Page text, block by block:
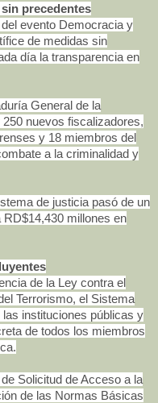
precedentes
evento Democracia y
de medidas sin
día la transparencia en
General de la
nuevos fiscalizadores,
y 18 miembros del
a la criminalidad y
de justicia pasó de un
millones en
de la Ley contra el
Terrorismo, el Sistema
instituciones públicas y
de todos los miembros
Solicitud de Acceso a la
de las Normas Básicas